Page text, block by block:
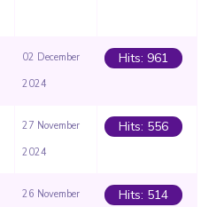
02 December
2024
Hits: 961
27 November
2024
Hits: 556
26 November
Hits: 514